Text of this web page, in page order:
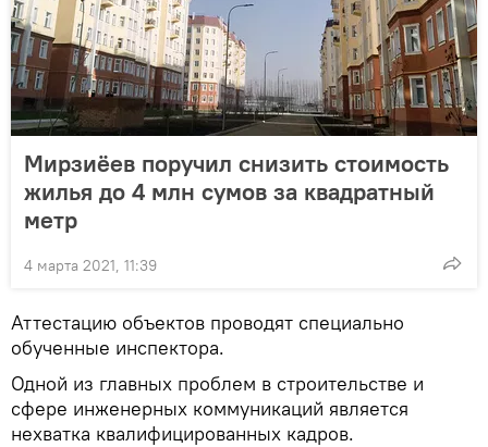
Мирзиёев поручил снизить стоимость
жилья до 4 млн сумов за квадратный
метр
4 марта 2021, 11:39
Аттестацию объектов проводят специально
обученные инспектора.
Одной из главных проблем в строительстве и
сфере инженерных коммуникаций является
нехватка квалифицированных кадров.